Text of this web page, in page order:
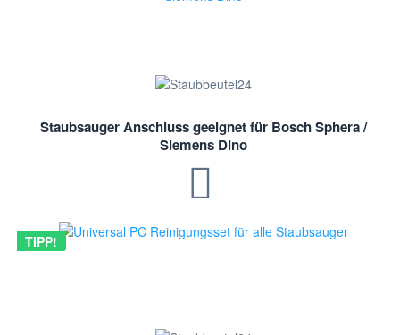
Staubsauger Anschluss geeignet für Bosch Sphera /
Siemens Dino
TIPP!